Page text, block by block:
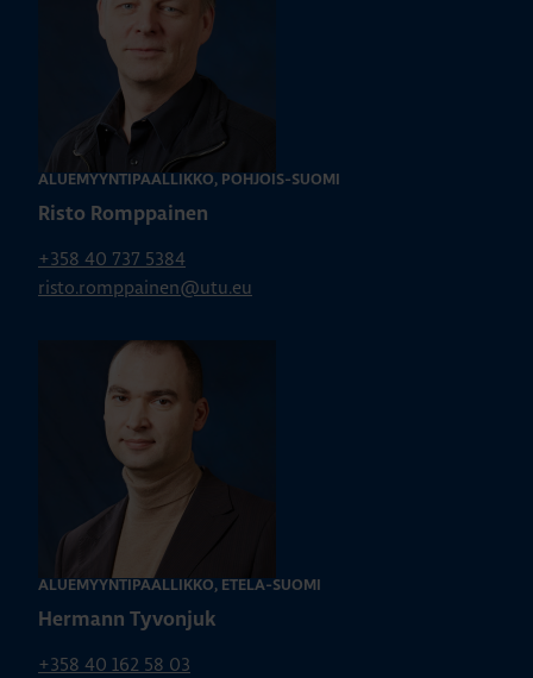
ALUEMYYNTIPÄÄLLIKKÖ, POHJOIS-SUOMI
Risto Romppainen
+358 40 737 5384
risto.romppainen@utu.eu
ALUEMYYNTIPÄÄLLIKKÖ, ETELÄ-SUOMI
Hermann Tyvonjuk
+358 40 162 58 03